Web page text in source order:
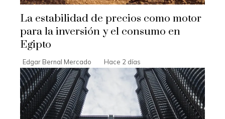
La estabilidad de precios como motor
para la inversión y el consumo en
Egipto
Edgar Bernal Mercado Hace 2 días